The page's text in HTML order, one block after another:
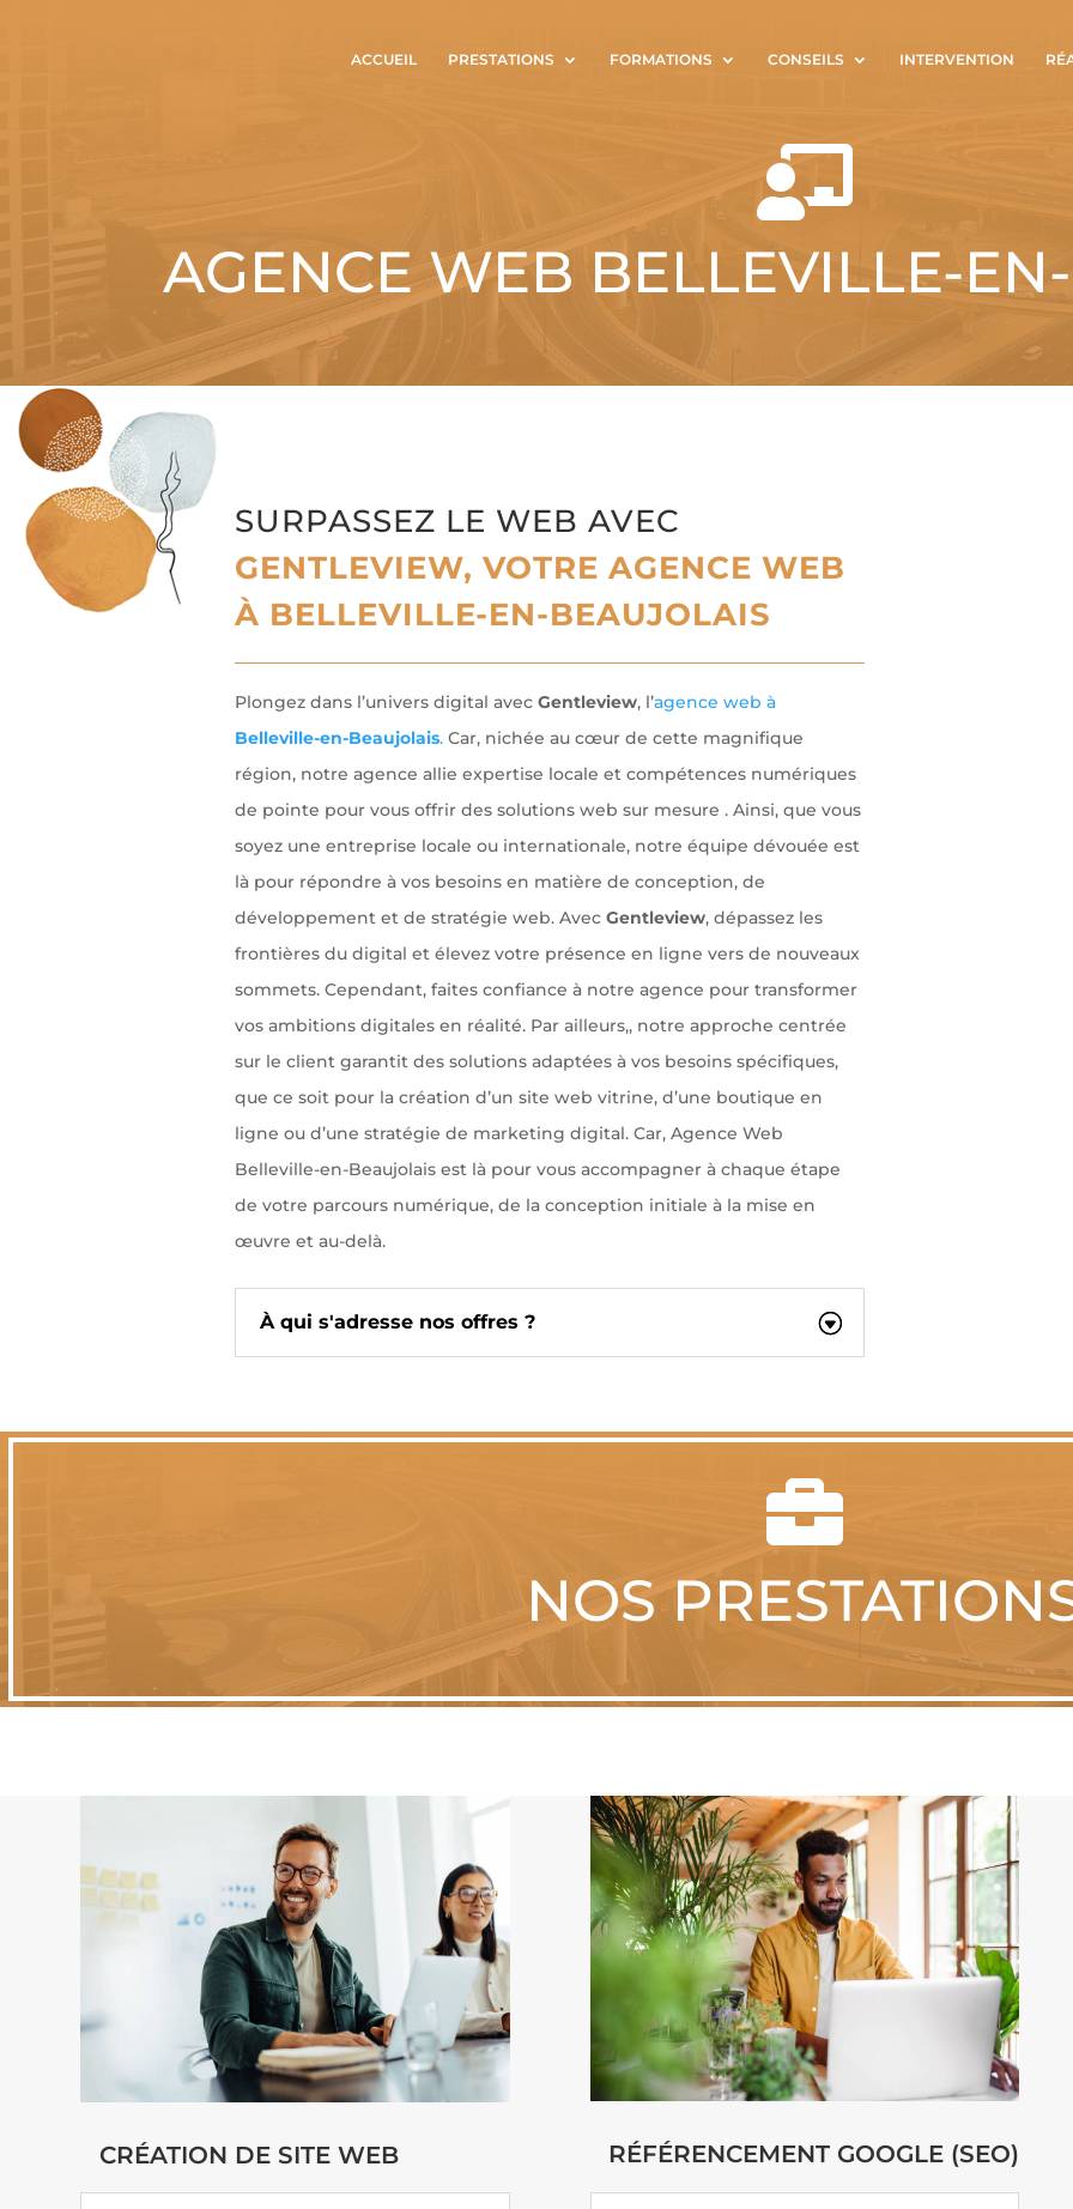
ACCUEIL PRESTATIONS FORMATIONS CONSEILS INTERVENTION

AGENCE WEB BELLEVILLE-
SURPASSEZ LE WEB AVEC
GENTLEVIEW, VOTRE AGENCE WEB
À BELLEVILLE-EN-BEAUJOLAIS
Plongez dans l’univers digital avec Gentleview, l’agence web à
Belleville-en-Beaujolais.Car, nichée au cœur de cette magnifique
région, notre agence allie expertise locale et compétences numériques
de pointe pour vous offrir des solutions web sur mesure . Ainsi, que vous
soyez une entreprise locale ou internationale, notre équipe dévouée est
là pour répondre à vos besoins en matière de conception, de
développement et de stratégie web. Avec Gentleview, dépassez les
frontières du digital et élevez votre présence en ligne vers de nouveaux
sommets. Cependant, faites confiance à notre agence pour transformer
vos ambitions digitales en réalité. Par ailleurs,, notre approche centrée
sur le client garantit des solutions adaptées à vos besoins spécifiques,
que ce soit pour la création d’un site web vitrine, d’une boutique en
ligne ou d’une stratégie de marketing digital. Car, Agence Web
Belleville-en-Beaujolais est là pour vous accompagner à chaque étape
de votre parcours numérique, de la conception initiale à la mise en
œuvre et au-delà.
À qui s'adresse nos offres ?

NOS
CRÉATION DE SITE WEB RÉFÉRENCEMENT GOOGLE (SEO)